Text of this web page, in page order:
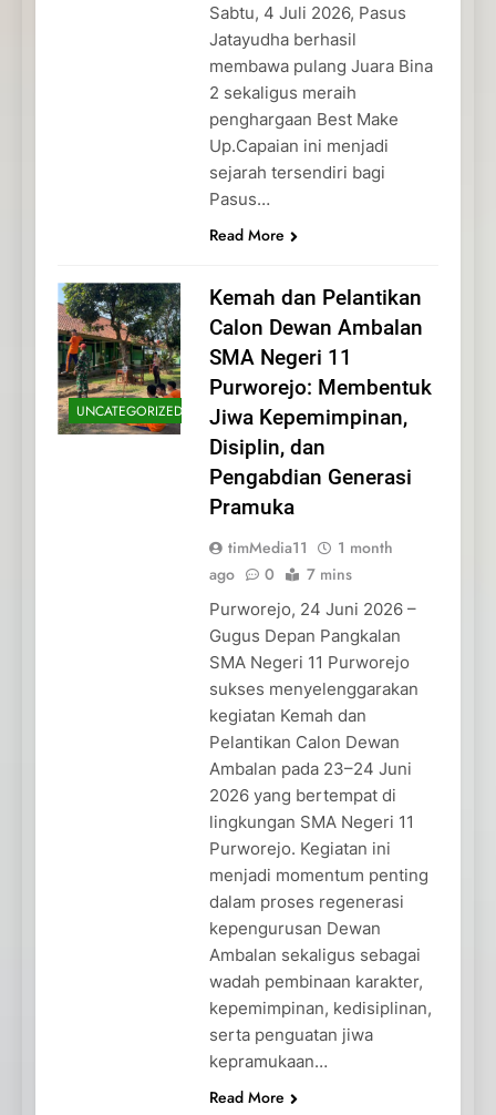
Sabtu, 4 Juli 2026, Pasus
Jatayudha berhasil
membawa pulang Juara Bina
2 sekaligus meraih
penghargaan Best Make
Up.Capaian ini menjadi
sejarah tersendiri bagi
Pasus…
Read More
UNCATEGORIZED
Kemah dan Pelantikan
Calon Dewan Ambalan
SMA Negeri 11
Purworejo: Membentuk
Jiwa Kepemimpinan,
Disiplin, dan
Pengabdian Generasi
Pramuka
timMedia11
1 month
ago
0 7 mins
Purworejo, 24 Juni 2026 –
Gugus Depan Pangkalan
SMA Negeri 11 Purworejo
sukses menyelenggarakan
kegiatan Kemah dan
Pelantikan Calon Dewan
Ambalan pada 23–24 Juni
2026 yang bertempat di
lingkungan SMA Negeri 11
Purworejo. Kegiatan ini
menjadi momentum penting
dalam proses regenerasi
kepengurusan Dewan
Ambalan sekaligus sebagai
wadah pembinaan karakter,
kepemimpinan, kedisiplinan,
serta penguatan jiwa
kepramukaan…
Read More